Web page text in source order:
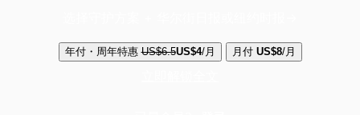
年付・周年特惠 US$6.5US$4/月 月付 US$8/月